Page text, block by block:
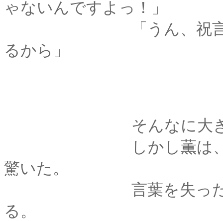
ゃないんですよっ！」
「うん、祝言は年が
るから」
そんなに大きな声
しかし薫は、耳元で
驚いた。
言葉を失ったまま、
る。